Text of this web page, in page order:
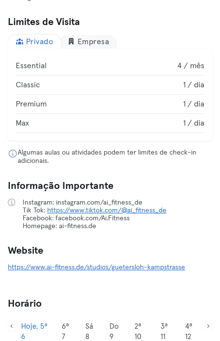
Limites de Visita
Privado Empresa
Essential 4 / mês
Classic 1 / dia
Premium 1 / dia
Max 1 / dia
Algumas aulas ou atividades podem ter limites de check-in
adicionais.
Informação Importante
Instagram: instagram.com/ai_fitness_de
Tik Tok: https://www.tiktok.com/@ai_fitness_de
Facebook: facebook.com/Ai.Fitness
Homepage: ai-fitness.de
Website
https://www.ai-fitness.de/studios/guetersloh-kampstrasse
Horário
Hoje, 5ª
6
6ª
7
Sá
8
Do
9
2ª
10
3ª
11
4ª
12